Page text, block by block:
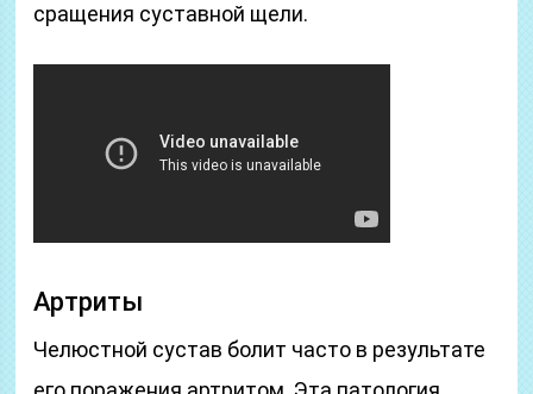
сращения суставной щели.
Артриты
Челюстной сустав болит часто в результате